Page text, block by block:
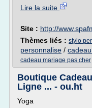
Lire la suite
Site : http://
Thèmes liés : stylo
personnalise /
cadeau mariage pas cher
Boutique
Ligne ... - ou.ht
Yoga